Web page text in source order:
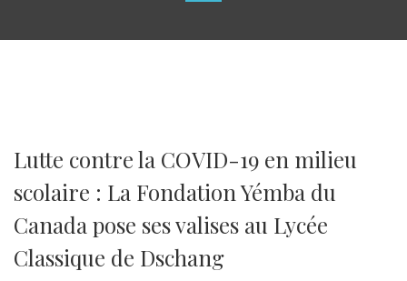
Lutte contre la COVID-19 en milieu
scolaire : La Fondation Yémba du
Canada pose ses valises au Lycée
Classique de Dschang